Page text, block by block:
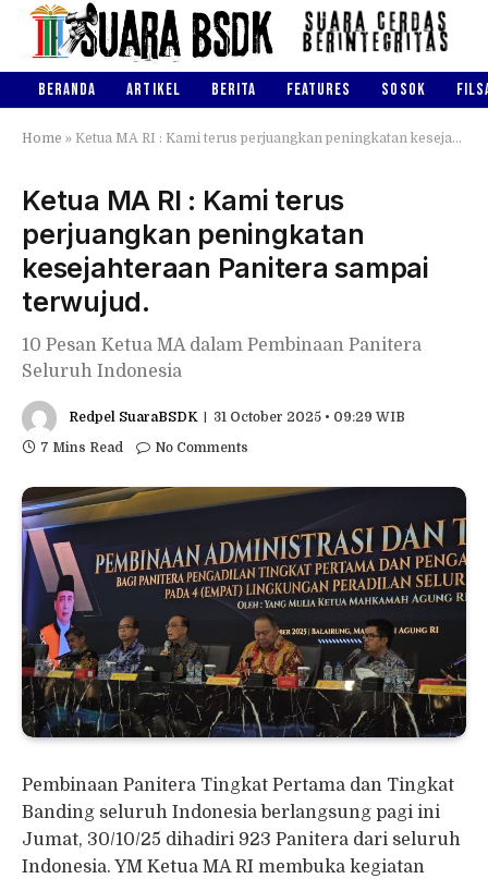
BERANDA ARTIKEL BERITA FEATURES SOSOK
Home » Ketua MA RI : Kami terus perjuangkan peningkatan kesejahteraan Panitera sampai terwujud.
Ketua MA RI : Kami terus
perjuangkan peningkatan
kesejahteraan Panitera sampai
terwujud.
10 Pesan Ketua MA dalam Pembinaan Panitera
Seluruh Indonesia
Redpel SuaraBSDK
31 October 2025 • 09:29 WIB
7 Mins Read
No Comments
Pembinaan Panitera Tingkat Pertama dan Tingkat
Banding seluruh Indonesia berlangsung pagi ini
Jumat, 30/10/25 dihadiri 923 Panitera dari seluruh
Indonesia. YM Ketua MA RI membuka kegiatan